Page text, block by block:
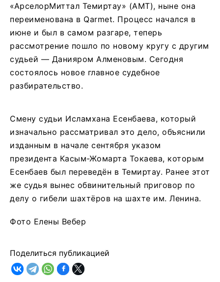
«АрселорМиттал Темиртау» (АМТ), ныне она
переименована в Qarmet. Процесс начался в
июне и был в самом разгаре, теперь
рассмотрение пошло по новому кругу с другим
судьей — Данияром Алменовым. Сегодня
состоялось новое главное судебное
разбирательство.
Смену судьи Исламхана Есенбаева, который
изначально рассматривал это дело, объяснили
изданным в начале сентября указом
президента Касым-Жомарта Токаева, которым
Есенбаев был переведён в Темиртау. Ранее этот
же судья вынес обвинительный приговор по
делу о гибели шахтёров на шахте им. Ленина.
Фото Елены Вебер
Поделиться публикацией